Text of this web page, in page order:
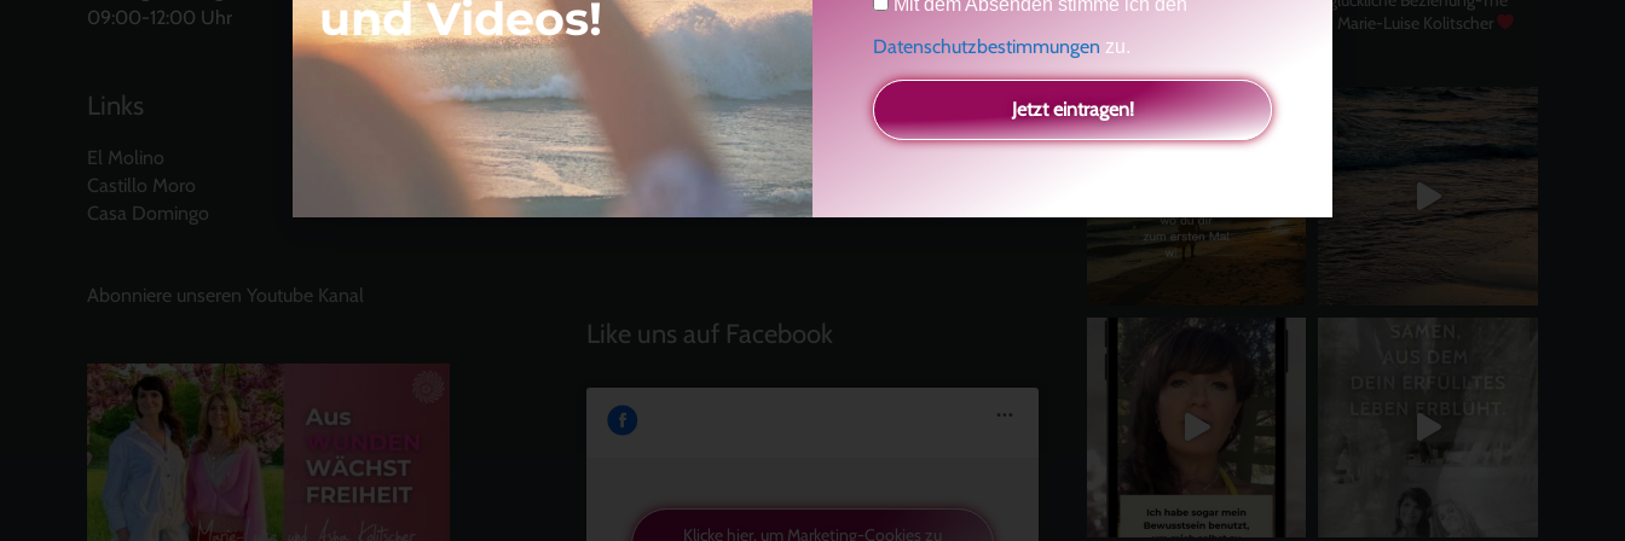
09:00-12:00 Uhr
Links
El Molino
Castillo Moro
Casa Domingo
Abonniere unseren Youtube Kanal
Einladung
Radikal ehrlich
Der Teil von dir, der gesehen werden möchte
Vielleicht geht es gar nicht darum, noch mehr zu
verstehen
Manchmal braucht es einfach eine kleine Auszeit
Like uns auf Facebook
Klicke hier, um Marketing-Cookies zu
Asha und Marie-Luise Kolitscher
und Videos!
Mit dem Absenden stimme ich den
Datenschutzbestimmungen zu.
Jetzt eintragen!